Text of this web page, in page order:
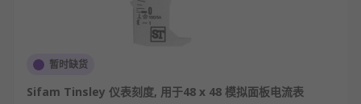
RS为您提供了不同品牌的面板仪表配件，如
暂时缺货
Sifam Tinsley 仪表刻度, 用于48 x 48 模拟面板电流表